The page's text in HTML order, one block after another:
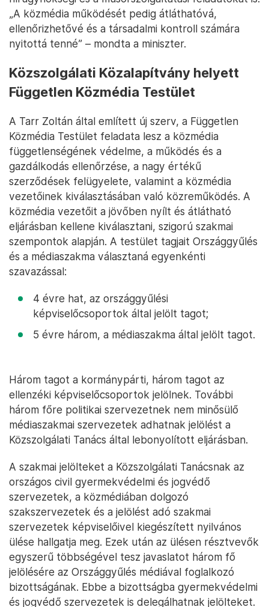
„A közmédia működését pedig átláthatóvá,
ellenőrizhetővé és a társadalmi kontroll számára
nyitottá tenné” – mondta a miniszter.
Közszolgálati Közalapítvány helyett
Független Közmédia Testület
A Tarr Zoltán által említett új szerv, a Független
Közmédia Testület feladata lesz a közmédia
függetlenségének védelme, a működés és a
gazdálkodás ellenőrzése, a nagy értékű
szerződések felügyelete, valamint a közmédia
vezetőinek kiválasztásában való közreműködés. A
közmédia vezetőit a jövőben nyílt és átlátható
eljárásban kellene kiválasztani, szigorú szakmai
szempontok alapján. A testület tagjait Országgyűlés
és a médiaszakma választaná egyenkénti
szavazással:
4 évre hat, az országgyűlési
képviselőcsoportok által jelölt tagot;
5 évre három, a médiaszakma által jelölt tagot.
Három tagot a kormánypárti, három tagot az
ellenzéki képviselőcsoportok jelölnek. További
három főre politikai szervezetnek nem minősülő
médiaszakmai szervezetek adhatnak jelölést a
Közszolgálati Tanács által lebonyolított eljárásban.
A szakmai jelölteket a Közszolgálati Tanácsnak az
országos civil gyermekvédelmi és jogvédő
szervezetek, a közmédiában dolgozó
szakszervezetek és a jelölést adó szakmai
szervezetek képviselőivel kiegészített nyilvános
ülése hallgatja meg. Ezek után az ülésen résztvevők
egyszerű többségével tesz javaslatot három fő
jelölésére az Országgyűlés médiával foglalkozó
bizottságának. Ebbe a bizottságba gyermekvédelmi
és jogvédő szervezetek is delegálhatnak jelölteket.